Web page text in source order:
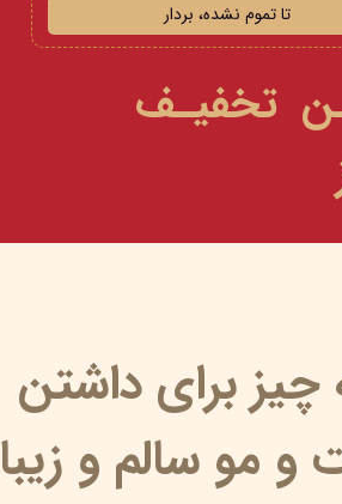
تخفیـف
تا تموم نشده، بردار
برای داشتن
مو سالم و زیبا